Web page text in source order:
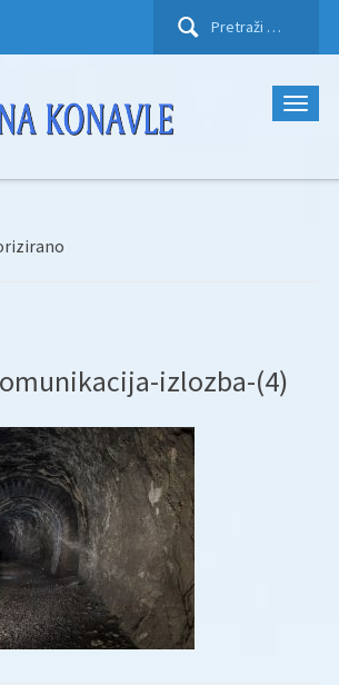
Pretraži:
izlozba-(4)